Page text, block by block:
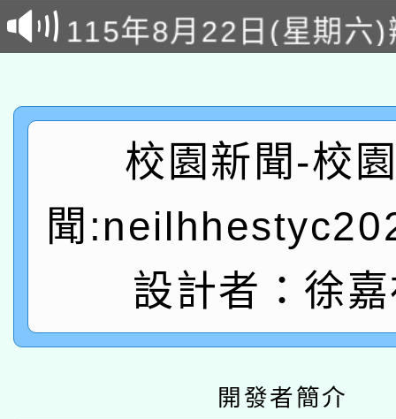
業技術研究院辦理「
動」
115年8月22日(星期六
開 智慧啟航」
2026年桃園地景藝術
「2026桃園藝術巡演
關事宜
轉知教育部國民及學前
國立臺灣師範大學辦理
年度健康促進學校輔導
業成長研習」實施計畫
原住民族教育政策研討
族教育國際趨勢與發展
轉知教育部國民及學前
新北市政府教育局辦
師專業成長研習實施計
方素養工作坊新北場」
函轉國立臺灣師範大學
族語言臺北學習中心
「族語學習班」招生簡
轉知有關國立成功大學
文教學共融平台-教案
校園新聞-校
聞
設計者：徐
開發者簡介